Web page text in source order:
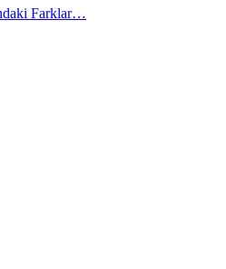
Farklar…